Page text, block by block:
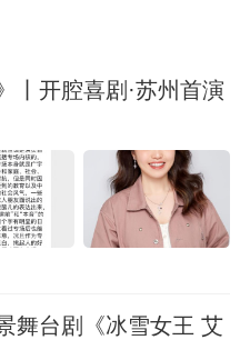
丨开腔喜剧·苏州首演
舞台剧《冰雪女王 艾